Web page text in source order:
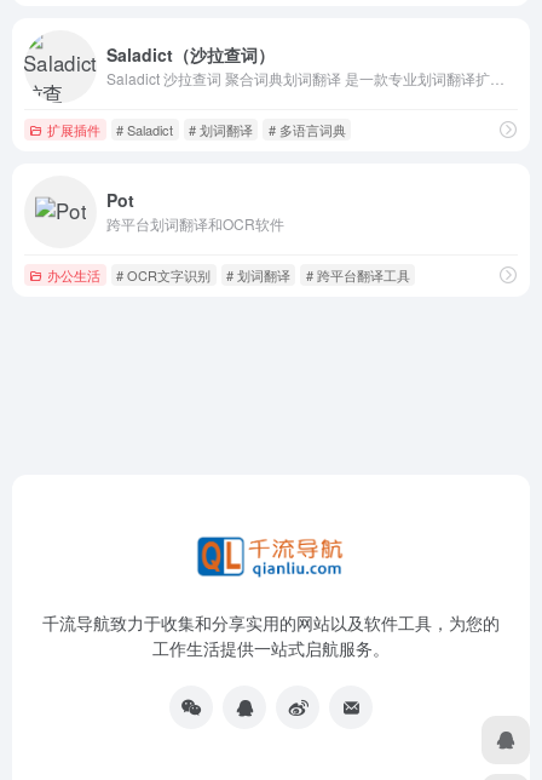
Saladict（沙拉查词）
扩展插件 # Saladict # 划词翻译 # 多语言词典
Pot
跨平台划词翻译和OCR软件
办公生活 # OCR文字识别 # 划词翻译 # 跨平台翻译工具
千流导航致力于收集和分享实用的网站以及软件工具，为您的
工作生活提供一站式启航服务。